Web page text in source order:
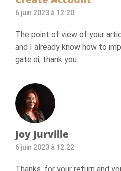
6 juin 2023 à 12:20
The point of view of your
and I already know how to
gate.oi, thank you.
Joy Jurville
6 juin 2023 à 12:22